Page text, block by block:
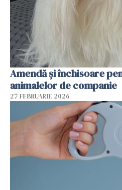
Amendă și închisoare
animalelor de companie
27 FEBRUARIE 2026